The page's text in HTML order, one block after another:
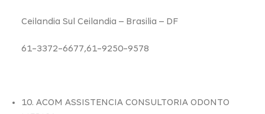
Ceilandia Sul Ceilandia – Brasilia – DF
61-3372-6677,61-9250-9578
10. ACOM ASSISTENCIA CONSULTORIA ODONTO